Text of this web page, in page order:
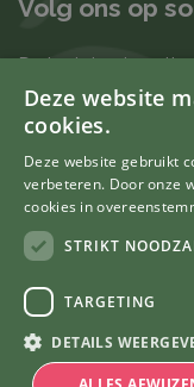
Volg ons op
De laatste
de volgende
Uw mening
©
Deze website
cookies.
Deze website gebruikt
verbeteren. Door onze
cookies in
STRIKT
TARGETING
DETAILS